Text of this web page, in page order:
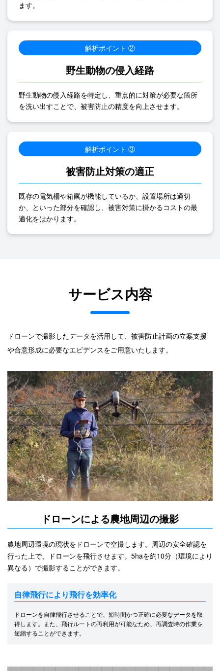
ます。
解析ポイント ②
野生動物の侵入経路
野生動物の侵入経路を特定し、重点的に対策が必要な箇所
を洗い出すことで、被害防止の精度を向上させます。
解析ポイント ③
被害防止対策の適正
既存の電気柵や箱罠が機能しているか、設置場所は適切
か、といった部分を確認し、被害対策に掛かるコストの最
適化をはかります。
サービス内容
ドローンで撮影したデータを活用して、被害防止計画の立案支援
や合意形成に必要なエビデンスをご用意いたします。
ドローンによる農地周辺の撮影
農地周辺環境の現状をドローンで空撮します。周辺の安全確認を
行った上で、ドローンを飛行させます。5haを約10分（環境により
異なる）で撮影することができます。
自律飛行により飛行を効率化
ドローンを自律飛行させることで、短時間かつ正確に必要なデータを取
得します。また、飛行ルートの再利用が可能なため、再調査時の作業を
短縮することができます。